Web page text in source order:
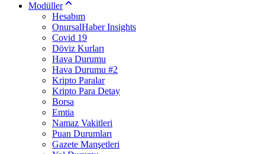
Modüller
Hesabım
OnursalHaber Insights
Covid 19
Döviz Kurları
Hava Durumu
Hava Durumu #2
Kripto Paralar
Kripto Para Detay
Borsa
Emtia
Namaz Vakitleri
Puan Durumları
Gazete Manşetleri